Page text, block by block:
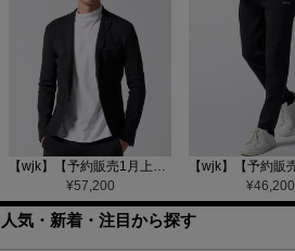
【wjk】【予約販売1月上旬～中旬入荷】function knit jacket(jacquard check) ニットジャケット(207 mw08j)
¥57,200
¥46,200
人気・新着・注目から探す